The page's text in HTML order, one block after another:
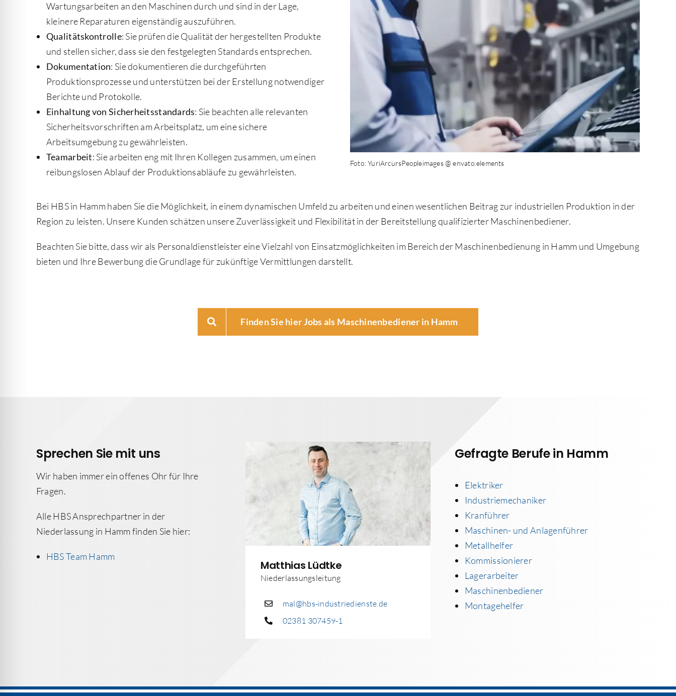
Wartungsarbeiten an den Maschinen durch und sind in der Lage,
kleinere Reparaturen eigenständig auszuführen.
Qualitätskontrolle: Sie prüfen die Qualität der hergestellten Produkte
und stellen sicher, dass sie den festgelegten Standards entsprechen.
Dokumentation: Sie dokumentieren die durchgeführten
Produktionsprozesse und unterstützen bei der Erstellung notwendiger
Berichte und Protokolle.
Einhaltung von Sicherheitsstandards: Sie beachten alle relevanten
Sicherheitsvorschriften am Arbeitsplatz, um eine sichere
Arbeitsumgebung zu gewährleisten.
Teamarbeit: Sie arbeiten eng mit Ihren Kollegen zusammen, um einen
reibungslosen Ablauf der Produktionsabläufe zu gewährleisten.
Foto: YuriArcursPeopleimages @ envato.elements
Bei HBS in Hamm haben Sie die Möglichkeit, in einem dynamischen Umfeld zu arbeiten und einen wesentlichen Beitrag zur industriellen Produktion in der
Region zu leisten. Unsere Kunden schätzen unsere Zuverlässigkeit und Flexibilität in der Bereitstellung qualifizierter Maschinenbediener.
Beachten Sie bitte, dass wir als Personaldienstleister eine Vielzahl von Einsatzmöglichkeiten im Bereich der Maschinenbedienung in Hamm und Umgebung
bieten und Ihre Bewerbung die Grundlage für zukünftige Vermittlungen darstellt.
Finden Sie hier Jobs als Maschinenbediener in Hamm
Sprechen Sie mit uns
Wir haben immer ein offenes Ohr für Ihre
Fragen.
Alle HBS Ansprechpartner in der
Niederlassung in Hamm finden Sie hier:
HBS Team Hamm
Matthias Lüdtke
Niederlassungsleitung
mal@hbs-industriedienste.de
02381 307459-1
Gefragte Berufe in Hamm
Elektriker
Industriemechaniker
Kranführer
Maschinen- und Anlagenführer
Metallhelfer
Kommissionierer
Lagerarbeiter
Maschinenbediener
Montagehelfer